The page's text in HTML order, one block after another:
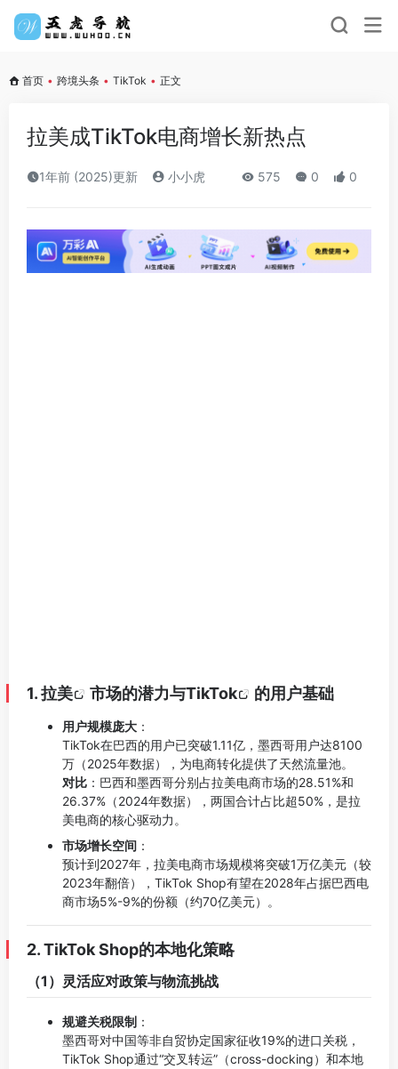
首页 • 跨境头条 • TikTok • 正文
拉美成TikTok电商增长新热点
1年前 (2025)更新 小小虎 575 0 0
1.拉美 市场的潜力与TikTok 的用户基础
用户规模庞大 ：
TikTok在巴西的用户已突破1.11亿，墨西哥用户达8100
万（2025年数据），为电商转化提供了天然流量池。
对比 ：巴西和墨西哥分别占拉美电商市场的28.51%和
26.37%（2024年数据），两国合计占比超50%，是拉
美电商的核心驱动力。
市场增长空间 ：
预计到2027年，拉美电商市场规模将突破1万亿美元（较
2023年翻倍），TikTok Shop有望在2028年占据巴西电
商市场5%-9%的份额（约70亿美元）。
2. TikTok Shop的本地化策略
（1）灵活应对政策与物流挑战
规避关税限制 ：
墨西哥对中国等非自贸协定国家征收19%的进口关税，
TikTok Shop通过“交叉转运”（cross-docking）和本地